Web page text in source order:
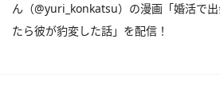
ん（@yuri_konkatsu）の漫画「婚活で
たら彼が豹変した話」を配信！